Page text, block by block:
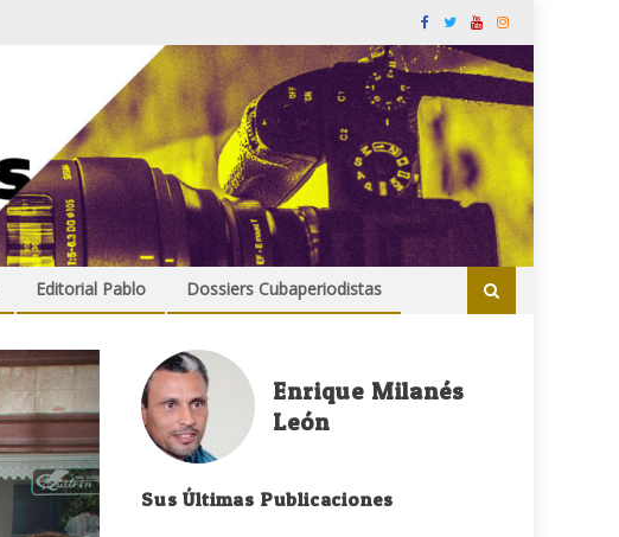
Editorial Pablo Dossiers Cubaperiodistas
Enrique Milanés
León
Sus Últimas Publicaciones